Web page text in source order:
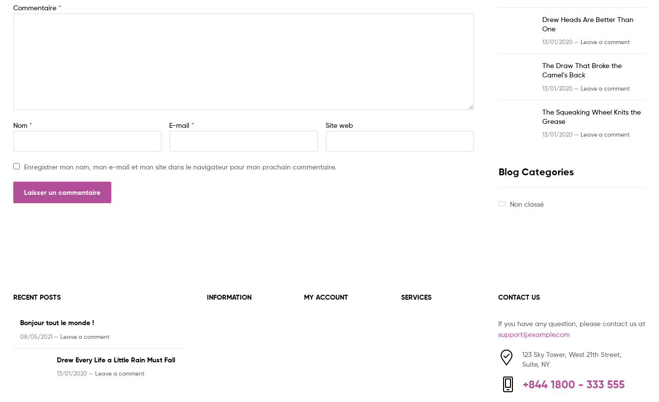
Commentaire *
Nom * E-mail* Site web
Enregistrer mon nom, mon e-mail et mon site dans le navigateur pour mon prochain commentaire.
Drew Heads Are Better Than
One
13/01/2020 — Leave a comment
The Draw That Broke the
Camel’s Back
13/01/2020 — Leave a comment
The Squeaking Wheel Knits the
Grease
13/01/2020 — Leave a comment
Blog Categories
Non classé
RECENT POSTS
Bonjour tout le monde !
08/05/2021 — Leave a comment
Drew Every Life a Little Rain Must Fall
13/01/2020 — Leave a comment
INFORMATION MY ACCOUNT SERVICES CONTACT US
If you have any question, please contact us at
support@example.com
123 Sky Tower, West 21th Street,
Suite, NY
+844 1800 - 333 555